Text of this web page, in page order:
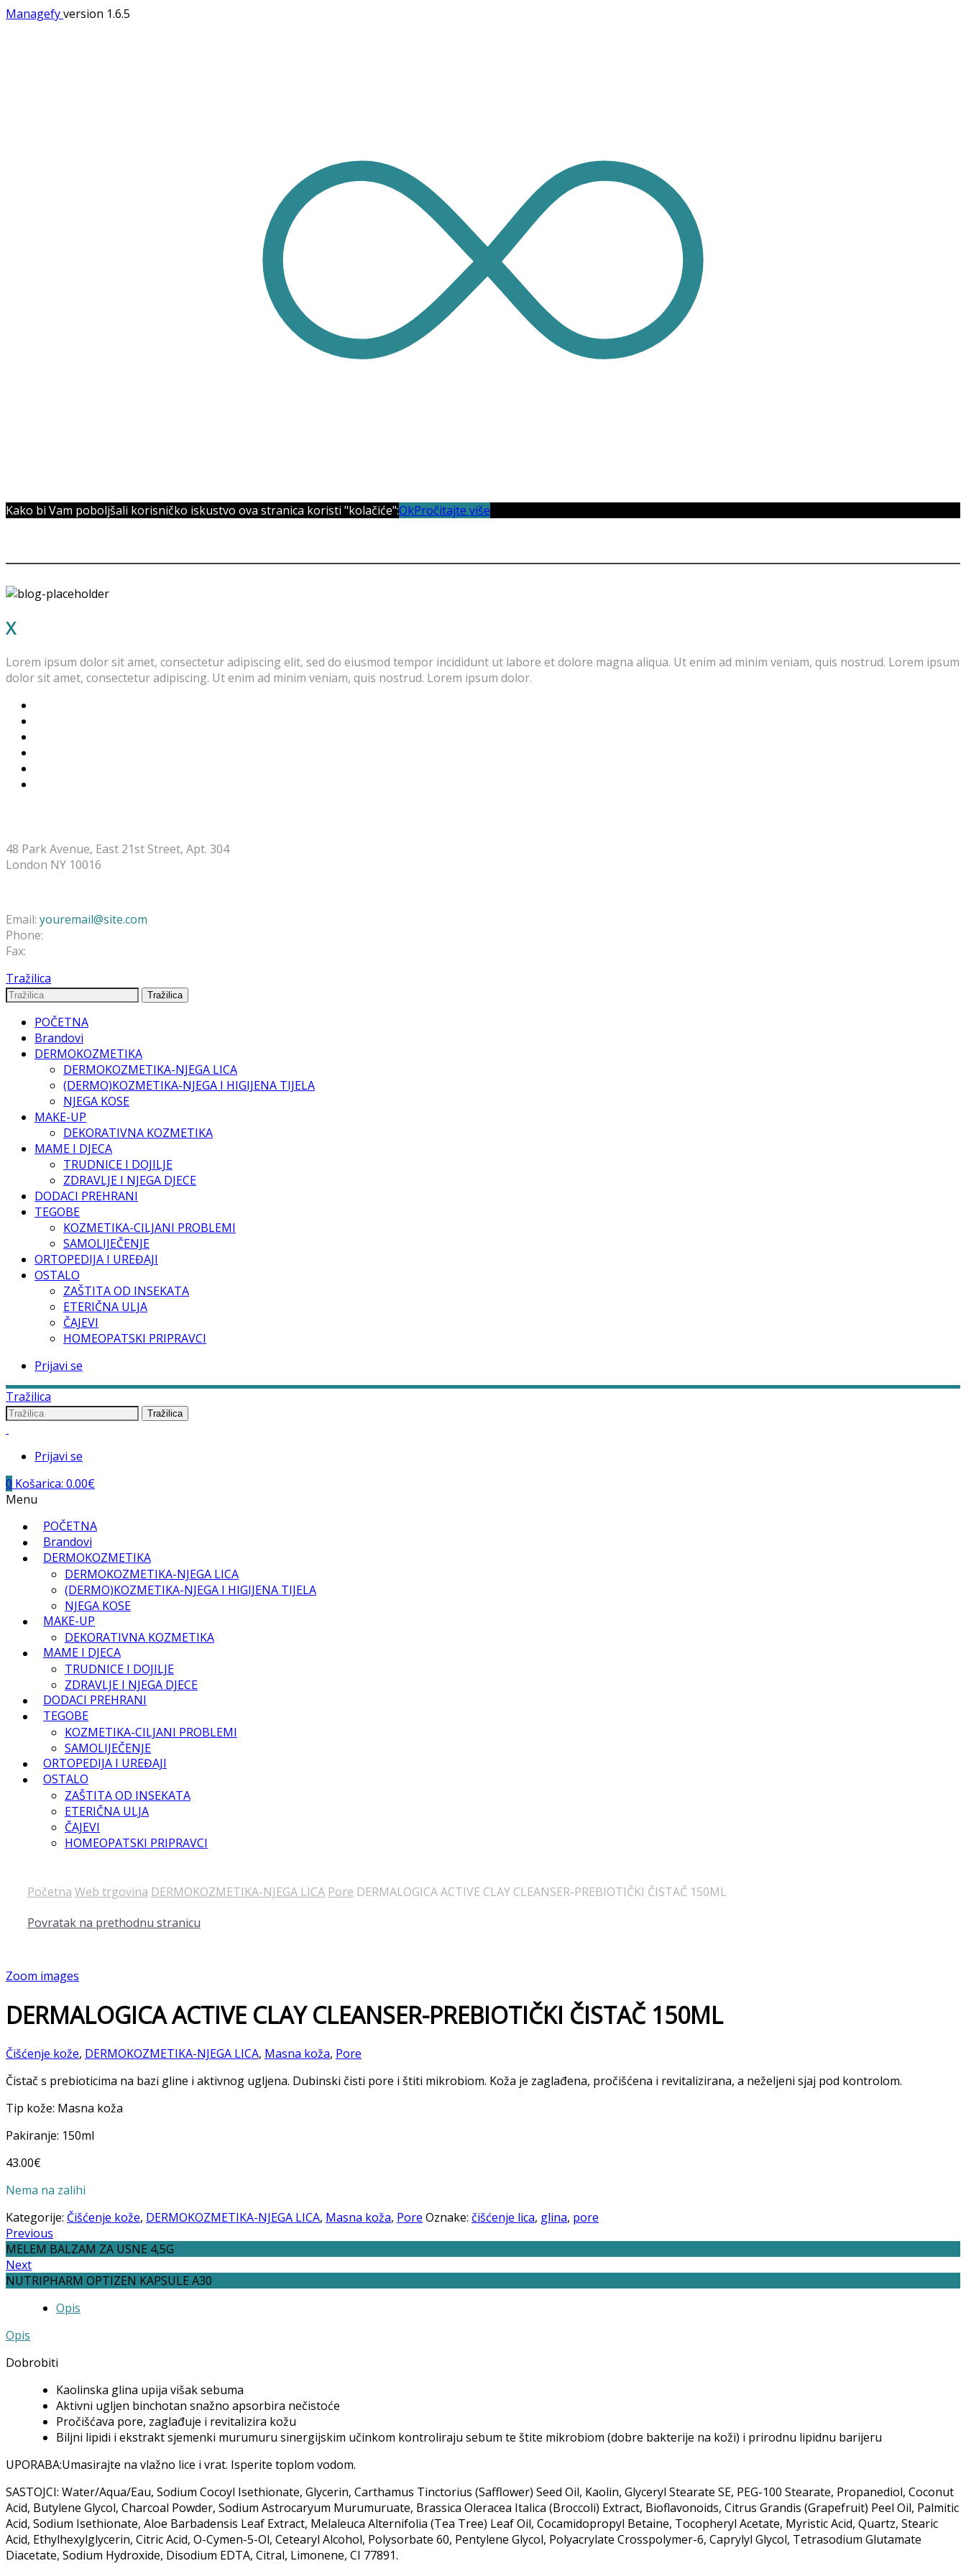
Managefyversion 1.6.5
Kako bi Vam poboljšali korisničko iskustvo ova stranica koristi "kolačiće":OkPročitajte više
XSTORE LONDON
Lorem ipsum dolor sit amet, consectetur adipiscing elit, sed do eiusmod tempor incididunt ut labore et dolore magna aliqua. Ut enim ad minim veniam, quis nostrud. Lorem ipsum
dolor sit amet, consectetur adipiscing. Ut enim ad minim veniam, quis nostrud. Lorem ipsum dolor.
48 Park Avenue, East 21st Street, Apt. 304
London NY 10016
Email: youremail@site.com
Phone:
Fax:
Tražilica
Tražilica
POČETNA
Brandovi
DERMOKOZMETIKA
DERMOKOZMETIKA-NJEGA LICA
(DERMO)KOZMETIKA-NJEGA I HIGIJENA TIJELA
NJEGA KOSE
MAKE-UP
DEKORATIVNA KOZMETIKA
MAME I DJECA
TRUDNICE I DOJILJE
ZDRAVLJE I NJEGA DJECE
DODACI PREHRANI
TEGOBE
KOZMETIKA-CILJANI PROBLEMI
SAMOLIJEČENJE
ORTOPEDIJA I UREĐAJI
OSTALO
ZAŠTITA OD INSEKATA
ETERIČNA ULJA
ČAJEVI
HOMEOPATSKI PRIPRAVCI
Prijavi se
Tražilica
Tražilica
Prijavi se
0 Košarica: 0.00€
Menu
POČETNA
Brandovi
DERMOKOZMETIKA
DERMOKOZMETIKA-NJEGA LICA
(DERMO)KOZMETIKA-NJEGA I HIGIJENA TIJELA
NJEGA KOSE
MAKE-UP
DEKORATIVNA KOZMETIKA
MAME I DJECA
TRUDNICE I DOJILJE
ZDRAVLJE I NJEGA DJECE
DODACI PREHRANI
TEGOBE
KOZMETIKA-CILJANI PROBLEMI
SAMOLIJEČENJE
ORTOPEDIJA I UREĐAJI
OSTALO
ZAŠTITA OD INSEKATA
ETERIČNA ULJA
ČAJEVI
HOMEOPATSKI PRIPRAVCI
Početna Web trgovina DERMOKOZMETIKA-NJEGA LICA Pore DERMALOGICA ACTIVE CLAY CLEANSER-PREBIOTIČKI ČISTAČ 150ML
Povratak na prethodnu stranicu
Zoom images
DERMALOGICA ACTIVE CLAY CLEANSER-PREBIOTIČKI ČISTAČ 150ML
Čišćenje kože, DERMOKOZMETIKA-NJEGA LICA, Masna koža, Pore
Čistač s prebioticima na bazi gline i aktivnog ugljena. Dubinski čisti pore i štiti mikrobiom. Koža je zaglađena, pročišćena i revitalizirana, a neželjeni sjaj pod kontrolom.
Tip kože: Masna koža
Pakiranje: 150ml
43.00€
Nema na zalihi
Kategorije: Čišćenje kože, DERMOKOZMETIKA-NJEGA LICA, Masna koža, Pore Oznake: čišćenje lica, glina, pore
Previous
MELEM BALZAM ZA USNE 4,5G
Next
NUTRIPHARM OPTIZEN KAPSULE A30
Opis
Opis
Dobrobiti
Kaolinska glina upija višak sebuma
Aktivni ugljen binchotan snažno apsorbira nečistoće
Pročišćava pore, zaglađuje i revitalizira kožu
Biljni lipidi i ekstrakt sjemenki murumuru sinergijskim učinkom kontroliraju sebum te štite mikrobiom (dobre bakterije na koži) i prirodnu lipidnu barijeru
UPORABA:Umasirajte na vlažno lice i vrat. Isperite toplom vodom.
SASTOJCI: Water/Aqua/Eau, Sodium Cocoyl Isethionate, Glycerin, Carthamus Tinctorius (Safflower) Seed Oil, Kaolin, Glyceryl Stearate SE, PEG-100 Stearate, Propanediol, Coconut
Acid, Butylene Glycol, Charcoal Powder, Sodium Astrocaryum Murumuruate, Brassica Oleracea Italica (Broccoli) Extract, Bioflavonoids, Citrus Grandis (Grapefruit) Peel Oil, Palmitic
Acid, Sodium Isethionate, Aloe Barbadensis Leaf Extract, Melaleuca Alternifolia (Tea Tree) Leaf Oil, Cocamidopropyl Betaine, Tocopheryl Acetate, Myristic Acid, Quartz, Stearic
Acid, Ethylhexylglycerin, Citric Acid, O-Cymen-5-Ol, Cetearyl Alcohol, Polysorbate 60, Pentylene Glycol, Polyacrylate Crosspolymer-6, Caprylyl Glycol, Tetrasodium Glutamate
Diacetate, Sodium Hydroxide, Disodium EDTA, Citral, Limonene, CI 77891.